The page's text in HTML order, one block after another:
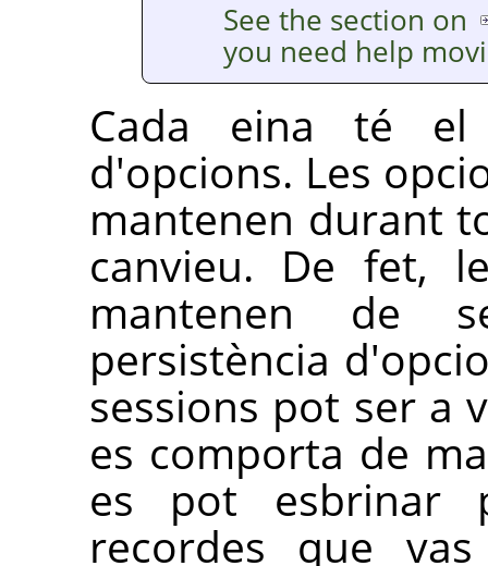
See the section on
you need help
Cada eina té el
d'opcions. Les
mantenen durant
canvieu. De fet,
mantenen de
persistència
sessions pot ser a
es comporta de
es pot esbrinar
recordes que